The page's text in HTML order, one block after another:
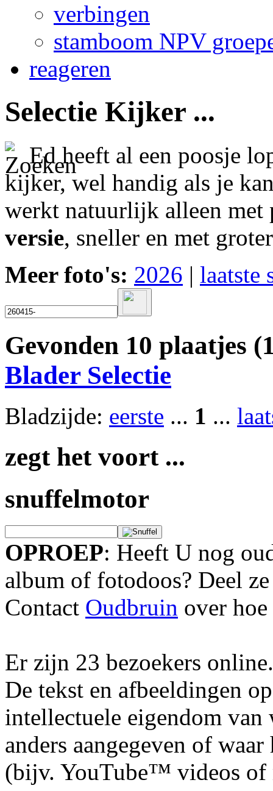
verbingen
stamboom NPV
reageren
Selectie Kijker ...
Ed heeft al een poosje
kijker, wel handig als je
werkt natuurlijk alleen
versie, sneller en met
Meer foto's: 2026 | laatste
Gevonden 10 plaatjes
Blader Selectie
Bladzijde: eerste ... 1 ...
zegt het voort ...
snuffelmotor
OPROEP: Heeft U nog
album of fotodoos? Deel
Contact Oudbruin over
Er zijn 23 bezoekers online.
De tekst en afbeeldingen
intellectuele eigendom
anders aangegeven of
(bijv. YouTube™ videos of